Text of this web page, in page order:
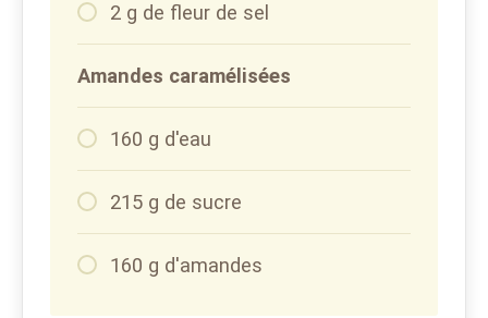
2 g de fleur de sel
Amandes caramélisées
160 g d'eau
215 g de sucre
160 g d'amandes